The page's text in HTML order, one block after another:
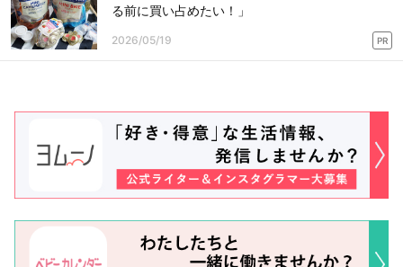
る前に買い占めたい！」
2026/05/19 PR